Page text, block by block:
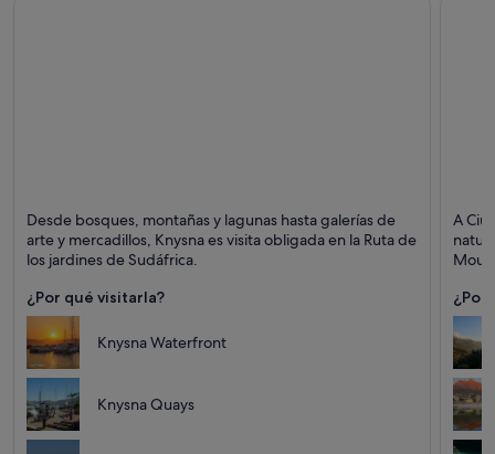
Puntos fuertes: Golf, Paisajes y Bosques
Desde bosques, montañas y lagunas hasta galerías de
arte y mercadillos, Knysna es visita obligada en la Ruta de
los jardines de Sudáfrica.
¿Por qué visitarla?
Knysna Waterfront
Knysna Quays
A
¿Por